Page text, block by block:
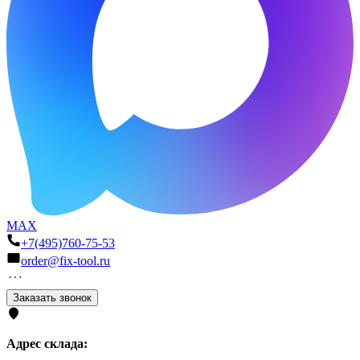
MAX
+7(495)760-75-53
order@fix-tool.ru
Заказать звонок
Адрес склада: